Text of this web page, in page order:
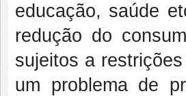
educação, saúde
redução do
sujeitos a
um problema de